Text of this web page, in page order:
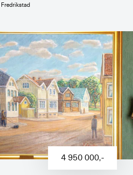
Fredrikstad
4 950 000,-